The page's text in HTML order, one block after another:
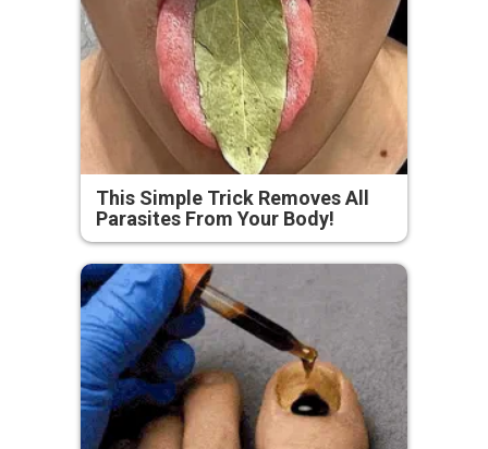
This Simple Trick Removes All
Parasites From Your Body!